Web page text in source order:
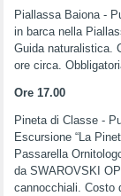
Piallassa Baiona -
in barca nella
Guida naturalistica.
ore circa.
Ore 17.00
Pineta di Classe -
Escursione “La
Passarella
da SWAROVSKI
cannocchiali. Costo